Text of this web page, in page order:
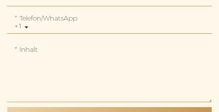
+1
Telefon/WhatsApp
Inhalt